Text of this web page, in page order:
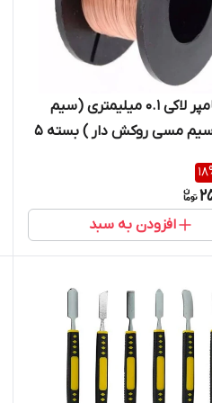
سیم جامپر لاکی ۰.۱ میلیمتری (سیم
لاکی یا سیم مسی روکش دار ) بسته ۵
18
افزودن به سبد